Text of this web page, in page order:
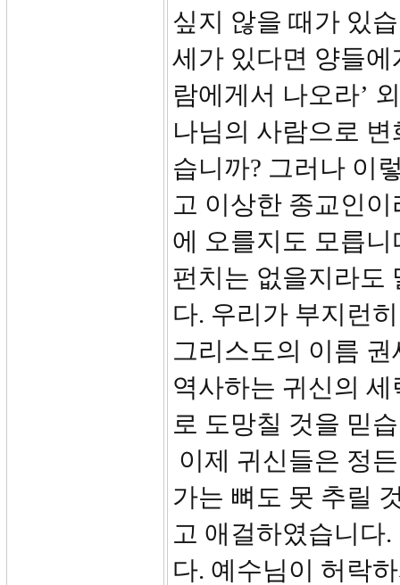
싶지 않을 때가 있
세가 있다면 양들에
람에게서 나오라’
나님의 사람으로
습니까? 그러나 이
고 이상한 종교인
에 오를지도 모릅
펀치는 없을지라도
다. 우리가 부지런
그리스도의 이름
역사하는 귀신의
로 도망칠 것을 믿
이제 귀신들은 정
가는 뼈도 못 추릴
고 애걸하였습니다
다. 예수님이 허락